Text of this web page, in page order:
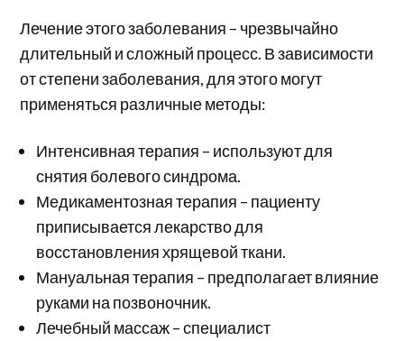
Лечение этого заболевания – чрезвычайно
длительный и сложный процесс. В зависимости
от степени заболевания, для этого могут
применяться различные методы:
Интенсивная терапия – используют для
снятия болевого синдрома.
Медикаментозная терапия – пациенту
приписывается лекарство для
восстановления хрящевой ткани.
Мануальная терапия – предполагает влияние
руками на позвоночник.
Лечебный массаж – специалист